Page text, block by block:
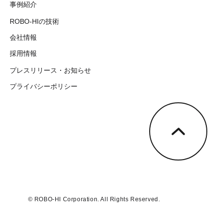
事例紹介
ROBO-HIの技術
会社情報
採用情報
プレスリリース・お知らせ
プライバシーポリシー
© ROBO-HI Corporation. All Rights Reserved.